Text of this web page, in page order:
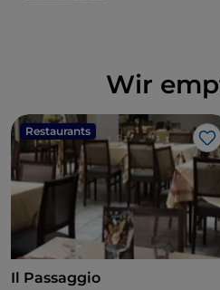
Wir
Restaurants
Il Passaggio